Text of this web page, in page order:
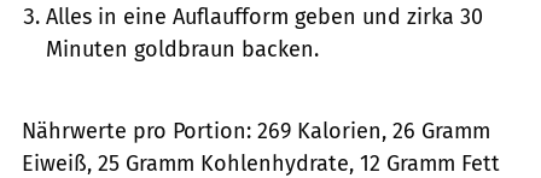
Alles in eine Auflaufform geben und zirka 30
Minuten goldbraun backen.
Nährwerte pro Portion: 269 Kalorien, 26 Gramm
Eiweiß, 25 Gramm Kohlenhydrate, 12 Gramm Fett